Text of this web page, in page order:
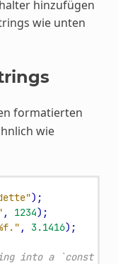
hinzufügen
wie unten
formatierten
wie
);
, 1234);
, 3.1416);
into a `const